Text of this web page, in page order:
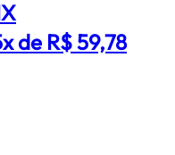
de R$ 59,78